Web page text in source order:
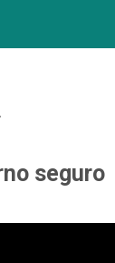
seguro